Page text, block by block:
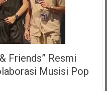
Friends” Resmi
Musisi Pop